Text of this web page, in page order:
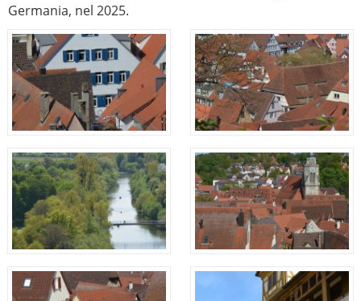
Germania, nel 2025.